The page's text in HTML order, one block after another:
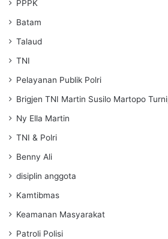
PPPK
Batam
Talaud
TNI
Pelayanan Publik Polri
Brigjen TNI Martin Susilo Martopo
Ny Ella Martin
TNI & Polri
Benny Ali
disiplin anggota
Kamtibmas
Keamanan Masyarakat
Patroli Polisi